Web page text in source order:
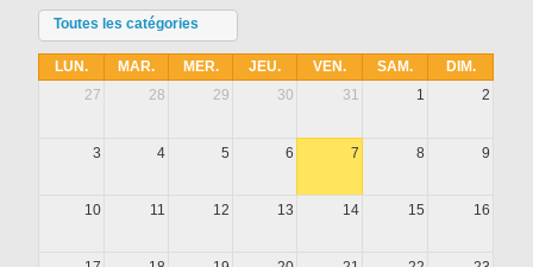
Toutes les catégories
LUN. MAR. MER. JEU. VEN. SAM.
DIM.
27
28 29 30 31 1 2
3 4 5 6 7 8 9
10 11 12 13 14 15 16